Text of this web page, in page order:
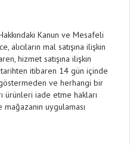
Kanun ve Mesafeli
mal satışına ilişkin
hizmet satışına ilişkin
tarihten itibaren 14 gün içinde
ve herhangi bir
ürünleri iade etme hakları
uygulaması